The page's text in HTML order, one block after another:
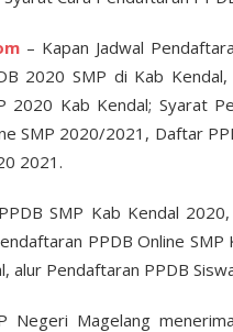
– Kapan Jadwal
2020 SMP di Kab
2020 Kab Kendal; Syarat
SMP 2020/2021, Daftar
2021.
SMP Kab Kendal
PPDB Online
alur Pendaftaran PPDB
Negeri Magelang